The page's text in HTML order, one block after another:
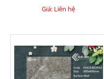
Giá: Liên hệ